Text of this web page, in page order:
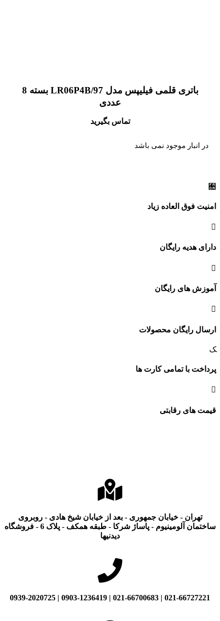
باتری قلمی فیلیپس مدل LR06P4B/97 بسته 8
عددی
تماس بگیرید
در انبار موجود نمی باشد
امنیت فوق العاده زیاد
دارای هدیه رایگان
آموزش های رایگان
ارسال رایگان محصولات
پرداخت با تمامی کارت ها
قیمت های رقابتی
تهران - خیابان جمهوری - بعد از خیابان شیخ هادی - روبروی
ساختمان آلومینیوم - پاساژ شرکا - طبقه همکف - پلاک 6 - فروشگاه
دیدنیها
021-66727221 | 021-66700683 | 0903-1236419 | 0939-2020725